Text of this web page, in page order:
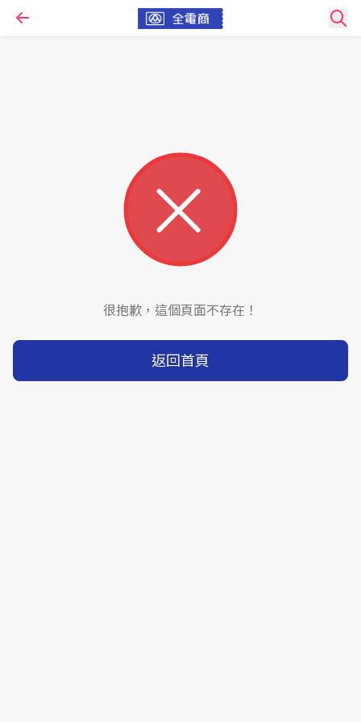
很抱歉，這個頁面不存在！
返回首頁